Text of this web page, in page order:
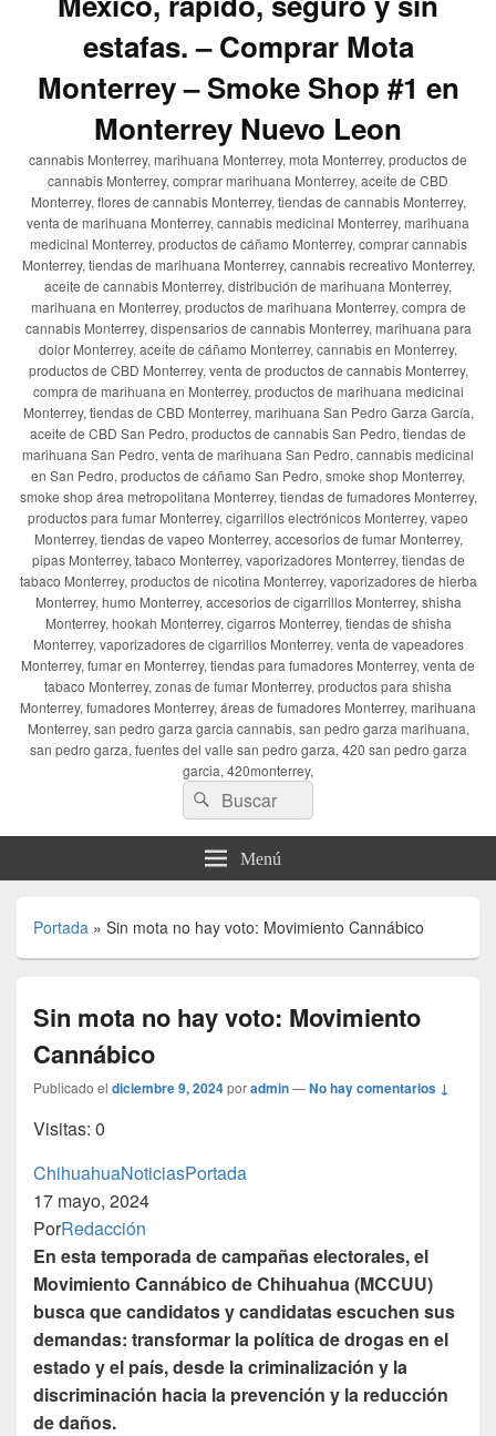
estafas. – Comprar Mota
Monterrey – Smoke Shop #1 en
Monterrey Nuevo Leon
cannabis Monterrey, marihuana Monterrey, mota Monterrey, productos de
cannabis Monterrey, comprar marihuana Monterrey, aceite de CBD
Monterrey, flores de cannabis Monterrey, tiendas de cannabis Monterrey,
venta de marihuana Monterrey, cannabis medicinal Monterrey, marihuana
medicinal Monterrey, productos de cáñamo Monterrey, comprar cannabis
Monterrey, tiendas de marihuana Monterrey, cannabis recreativo Monterrey,
aceite de cannabis Monterrey, distribución de marihuana Monterrey,
marihuana en Monterrey, productos de marihuana Monterrey, compra de
cannabis Monterrey, dispensarios de cannabis Monterrey, marihuana para
dolor Monterrey, aceite de cáñamo Monterrey, cannabis en Monterrey,
productos de CBD Monterrey, venta de productos de cannabis Monterrey,
compra de marihuana en Monterrey, productos de marihuana medicinal
Monterrey, tiendas de CBD Monterrey, marihuana San Pedro Garza García,
aceite de CBD San Pedro, productos de cannabis San Pedro, tiendas de
marihuana San Pedro, venta de marihuana San Pedro, cannabis medicinal
en San Pedro, productos de cáñamo San Pedro, smoke shop Monterrey,
smoke shop área metropolitana Monterrey, tiendas de fumadores Monterrey,
productos para fumar Monterrey, cigarrillos electrónicos Monterrey, vapeo
Monterrey, tiendas de vapeo Monterrey, accesorios de fumar Monterrey,
pipas Monterrey, tabaco Monterrey, vaporizadores Monterrey, tiendas de
tabaco Monterrey, productos de nicotina Monterrey, vaporizadores de hierba
Monterrey, humo Monterrey, accesorios de cigarrillos Monterrey, shisha
Monterrey, hookah Monterrey, cigarros Monterrey, tiendas de shisha
Monterrey, vaporizadores de cigarrillos Monterrey, venta de vapeadores
Monterrey, fumar en Monterrey, tiendas para fumadores Monterrey, venta de
tabaco Monterrey, zonas de fumar Monterrey, productos para shisha
Monterrey, fumadores Monterrey, áreas de fumadores Monterrey, marihuana
Monterrey, san pedro garza garcia cannabis, san pedro garza marihuana,
san pedro garza, fuentes del valle san pedro garza, 420 san pedro garza
garcia, 420monterrey,
Buscar
por:
Buscar
Menú
Portada » Sin mota no hay voto: Movimiento Cannábico
Sin mota no hay voto: Movimiento
Cannábico
Publicado el diciembre 9, 2024poradmin—No hay comentarios ↓
Visitas: 0
ChihuahuaNoticiasPortada
17 mayo, 2024
PorRedacción
En esta temporada de campañas electorales, el
Movimiento Cannábico de Chihuahua (MCCUU)
busca que candidatos y candidatas escuchen sus
demandas: transformar la política de drogas en el
estado y el país, desde la criminalización y la
discriminación hacia la prevención y la reducción
de daños.